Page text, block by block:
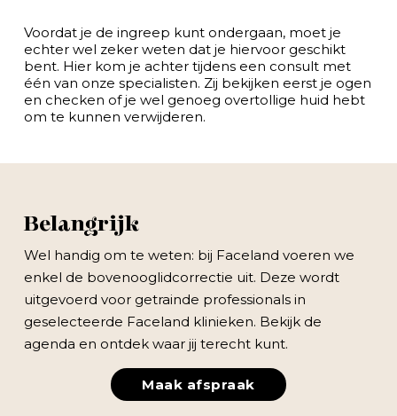
Voordat je de ingreep kunt ondergaan, moet je
echter wel zeker weten dat je hiervoor geschikt
bent. Hier kom je achter tijdens een consult met
één van onze specialisten. Zij bekijken eerst je ogen
en checken of je wel genoeg overtollige huid hebt
om te kunnen verwijderen.
Belangrijk
Wel handig om te weten: bij Faceland voeren we
enkel de bovenooglidcorrectie uit. Deze wordt
uitgevoerd voor getrainde professionals in
geselecteerde Faceland klinieken. Bekijk de
agenda en ontdek waar jij terecht kunt.
Maak afspraak